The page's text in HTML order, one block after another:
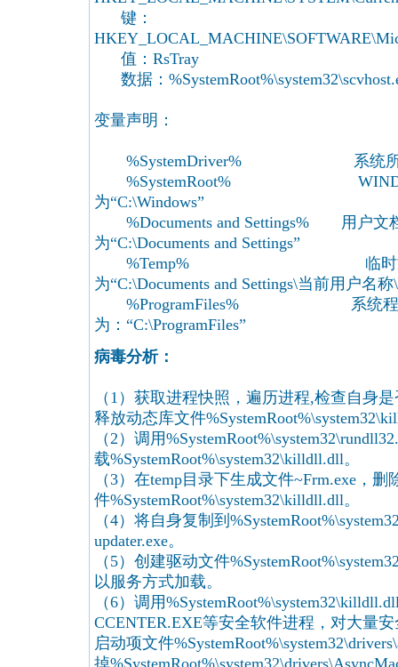
键：
值：RsTray
数据：
变量声明：
%SystemDriver% 系统所在分
%SystemRoot%
为“C:\Windows”
%Documents and Settings% 用户文
为“C:\Documents and Settings”
%Temp% 临时文件
为“C:\Documents and Settings\当前用户名称
%ProgramFiles% 系统程序默
为：“C:\ProgramFiles”
病毒分析：
（1）获取进程快照，遍历进程,检查自身
释放动态库文件
（2）调用
载%SystemRoot%\system32\killdll.dll。
（3）在temp目录下生成文件~Frm.exe，删
件%SystemRoot%\system32\killdll.dll。
（4）将自身复制到
updater.exe。
（5）创建驱动文件
以服务方式加载。
（6）调用
CCENTER.EXE等安全软件进程，对大量
启动项文件
掉